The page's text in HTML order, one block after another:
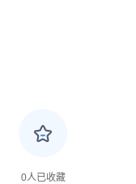
0人已收藏